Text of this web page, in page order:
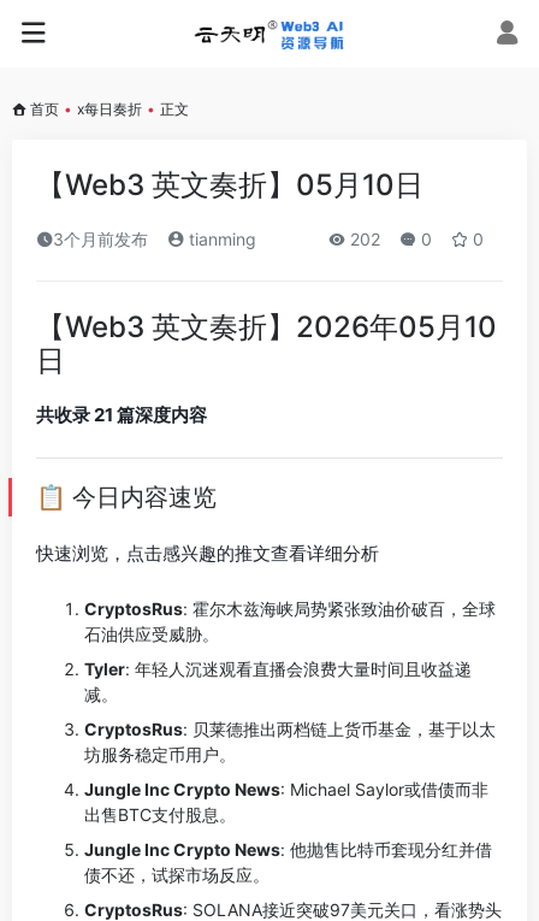
首页 • x每日奏折 • 正文
【Web3 英文奏折】05月10日
3个月前发布 tianming 202 0 0
【Web3 英文奏折】2026年05月10
日
共收录 21 篇深度内容
📋 今日内容速览
快速浏览，点击感兴趣的推文查看详细分析
CryptosRus: 霍尔木兹海峡局势紧张致油价破百，全球
石油供应受威胁。
Tyler: 年轻人沉迷观看直播会浪费大量时间且收益递
减。
CryptosRus: 贝莱德推出两档链上货币基金，基于以太
坊服务稳定币用户。
Jungle Inc Crypto News: Michael Saylor或借债而非
出售BTC支付股息。
Jungle Inc Crypto News: 他抛售比特币套现分红并借
债不还，试探市场反应。
CryptosRus: SOLANA接近突破97美元关口，看涨势头